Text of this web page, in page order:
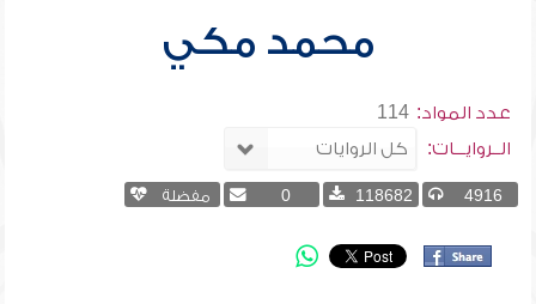
محمد مكي
عدد المواد: 114
الــروايـــات:
4916
118682
0 مفضلة